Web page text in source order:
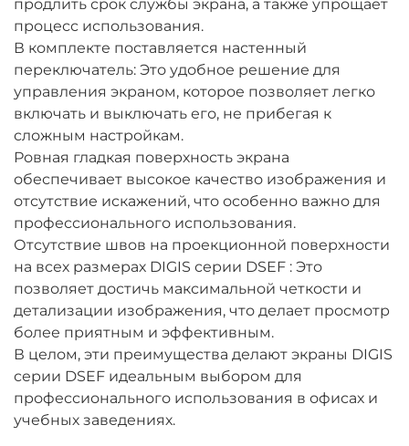
продлить срок службы экрана, а также упрощает
процесс использования.
В комплекте поставляется настенный
переключатель: Это удобное решение для
управления экраном, которое позволяет легко
включать и выключать его, не прибегая к
сложным настройкам.
Ровная гладкая поверхность экрана
обеспечивает высокое качество изображения и
отсутствие искажений, что особенно важно для
профессионального использования.
Отсутствие швов на проекционной поверхности
на всех размерах DIGIS серии DSEF : Это
позволяет достичь максимальной четкости и
детализации изображения, что делает просмотр
более приятным и эффективным.
В целом, эти преимущества делают экраны DIGIS
серии DSEF идеальным выбором для
профессионального использования в офисах и
учебных заведениях.